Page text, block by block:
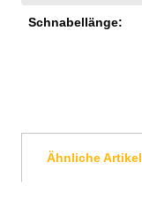
Schnabellänge:
Ähnliche Artikel